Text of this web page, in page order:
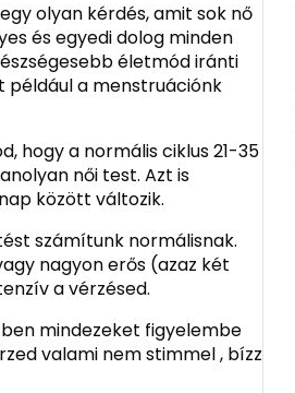
olyan kérdés, amit sok nő
és egyedi dolog minden
életmód iránti
például a menstruációnk
hogy a normális ciklus 21-35
női test. Azt is
között változik.
számítunk normálisnak.
nagyon erős (azaz két
a vérzésed.
mindezeket figyelembe
valami nem stimmel , bízz